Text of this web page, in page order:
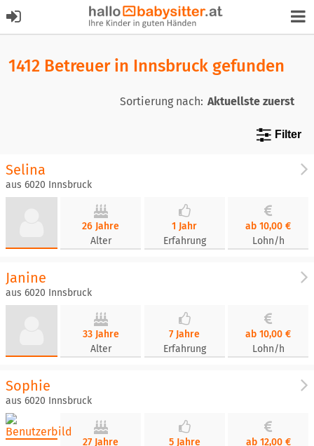
1412 Betreuer in Innsbruck gefunden
Sortierung nach:
Filter
Selina
aus 6020 Innsbruck
26 Jahre
Alter
1 Jahr
Erfahrung
ab 10,00 €
Lohn/h
Janine
aus 6020 Innsbruck
33 Jahre
Alter
7 Jahre
Erfahrung
ab 10,00 €
Lohn/h
Sophie
aus 6020 Innsbruck
27 Jahre
5 Jahre
ab 12,00 €